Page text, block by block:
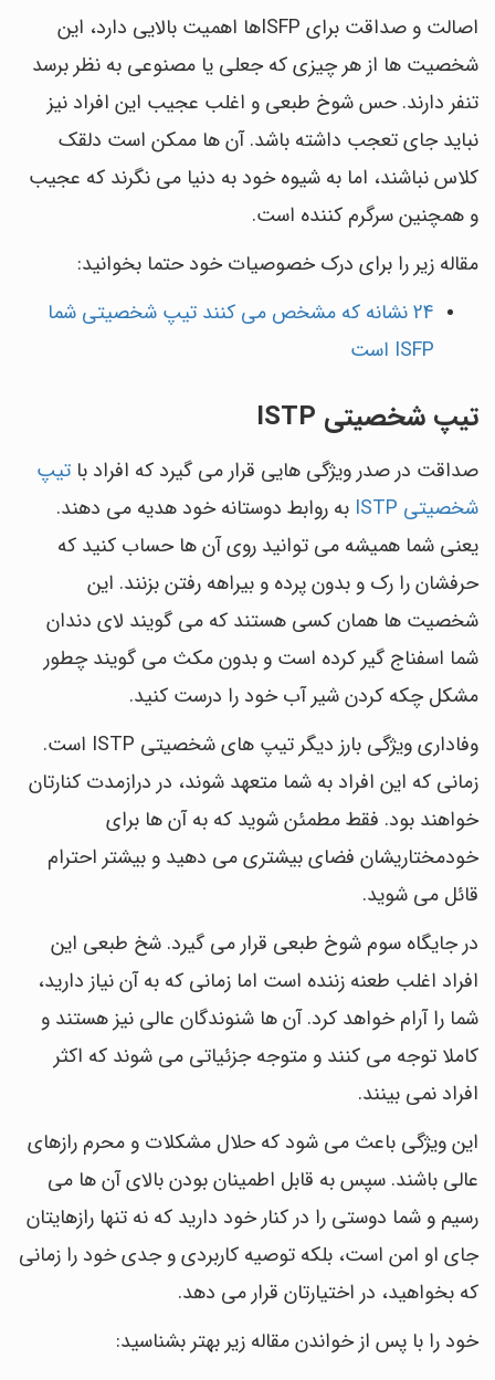
اصالت و صداقت برای ISFPها اهمیت بالایی دارد، این
شخصیت ها از هر چیزی که جعلی یا مصنوعی به نظر برسد
تنفر دارند. حس شوخ طبعی و اغلب عجیب این افراد نیز
نباید جای تعجب داشته باشد. آن ها ممکن است دلقک
کلاس نباشند، اما به شیوه خود به دنیا می نگرند که عجیب
و همچنین سرگرم کننده است.
مقاله زیر را برای درک خصوصیات خود حتما بخوانید:
24 نشانه که مشخص می کنند تیپ شخصیتی شما
ISFP است
تیپ شخصیتی ISTP
صداقت در صدر ویژگی هایی قرار می گیرد که افراد با تیپ
شخصیتی ISTP
به روابط دوستانه خود هدیه می دهند.
یعنی شما همیشه می توانید روی آن ها حساب کنید که
حرفشان را رک و بدون پرده و بیراهه رفتن بزنند. این
شخصیت ها همان کسی هستند که می گویند لای دندان
شما اسفناج گیر کرده است و بدون مکث می گویند چطور
مشکل چکه کردن شیر آب خود را درست کنید.
وفاداری ویژگی بارز دیگر تیپ های شخصیتی ISTP است.
زمانی که این افراد به شما متعهد شوند، در درازمدت کنارتان
خواهند بود. فقط مطمئن شوید که به آن ها برای
خودمختاریشان فضای بیشتری می دهید و بیشتر احترام
قائل می شوید.
در جایگاه سوم شوخ طبعی قرار می گیرد. شخ طبعی این
افراد اغلب طعنه زننده است اما زمانی که به آن نیاز دارید،
شما را آرام خواهد کرد. آن ها شنوندگان عالی نیز هستند و
کاملا توجه می کنند و متوجه جزئیاتی می شوند که اکثر
افراد نمی بینند.
این ویژگی باعث می شود که حلال مشکلات و محرم رازهای
عالی باشند. سپس به قابل اطمینان بودن بالای آن ها می
رسیم و شما دوستی را در کنار خود دارید که نه تنها رازهایتان
جای او امن است، بلکه توصیه کاربردی و جدی خود را زمانی
که بخواهید، در اختیارتان قرار می دهد.
خود را با پس از خواندن مقاله زیر بهتر بشناسید: